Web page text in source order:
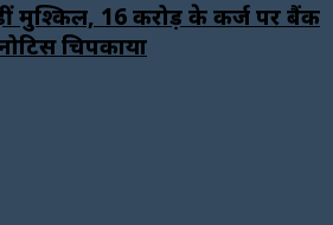
मुश्किलें, ₹16 करोड़ के कर्ज पर बैंक
चिपकाया